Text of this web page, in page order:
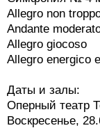
Allegro non
Andante
Allegro giocoso
Allegro energico
Даты и залы:
Оперный театр
Воскресенье,